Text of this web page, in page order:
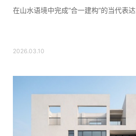
在山水语境中完成“合一建构”的当代表达
2026.03.10